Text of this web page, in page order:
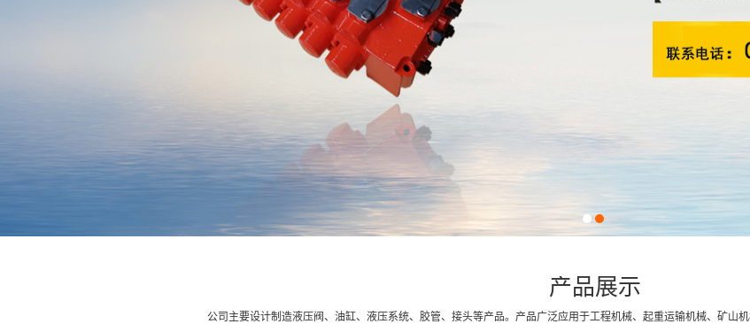
2
产品展示
公司主要设计制造液压阀、油缸、液压系统、胶管、接头等产品。产品广泛应用于工程机械、起重运输机械、矿山